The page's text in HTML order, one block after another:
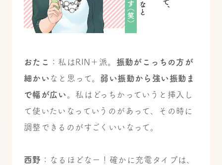
おたこ ：私はRIN＋派。 振動がこっちの方が
細かい なと思って。 弱い振動から強い振動ま
で幅が広い 。私はどっちかっていうと挿入し
て使いたいなっていうのがあって、その時に
調整できるのがすごくいいなって。
西野 ：なるほどなー！確かに充電タイプは、